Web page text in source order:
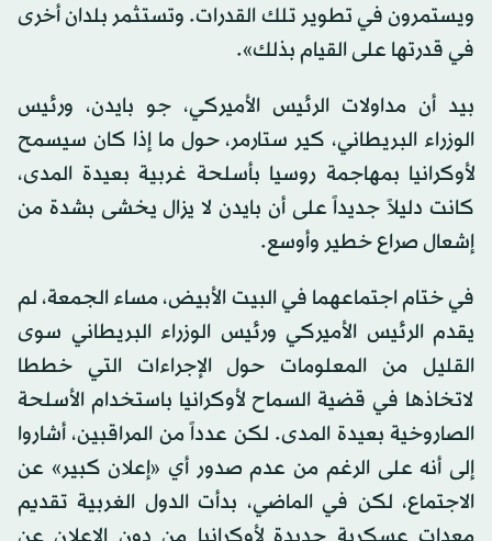
ويستمرون في تطوير تلك القدرات. وتستثمر بلدان أخرى
في قدرتها على القيام بذلك».
بيد أن مداولات الرئيس الأميركي، جو بايدن، ورئيس
الوزراء البريطاني، كير ستارمر، حول ما إذا كان سيسمح
لأوكرانيا بمهاجمة روسيا بأسلحة غربية بعيدة المدى،
كانت دليلاً جديداً على أن بايدن لا يزال يخشى بشدة من
إشعال صراع خطير وأوسع.
في ختام اجتماعهما في البيت الأبيض، مساء الجمعة، لم
يقدم الرئيس الأميركي ورئيس الوزراء البريطاني سوى
القليل من المعلومات حول الإجراءات التي خططا
لاتخاذها في قضية السماح لأوكرانيا باستخدام الأسلحة
الصاروخية بعيدة المدى. لكن عدداً من المراقبين، أشاروا
إلى أنه على الرغم من عدم صدور أي «إعلان كبير» عن
الاجتماع، لكن في الماضي، بدأت الدول الغربية تقديم